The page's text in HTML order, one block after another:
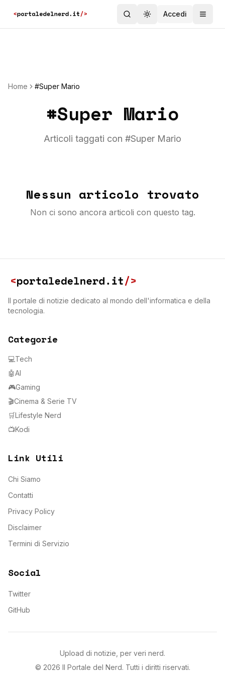
Toggle theme
Accedi
Home #Super Mario
#Super Mario
Articoli taggati con #Super Mario
Nessun articolo trovato
Non ci sono ancora articoli con questo tag.
Il portale di notizie dedicato al mondo dell'informatica e della
tecnologia.
Categorie
💻Tech
🤖AI
🎮Gaming
🎬Cinema & Serie TV
🛒Lifestyle Nerd
📺Kodi
Link Utili
Chi Siamo
Contatti
Privacy Policy
Disclaimer
Termini di Servizio
Social
Twitter
GitHub
Upload di notizie, per veri nerd.
© 2026 Il Portale del Nerd. Tutti i diritti riservati.